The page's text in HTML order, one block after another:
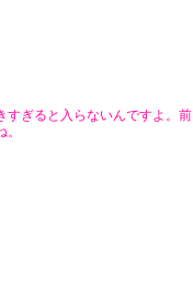
すぎると入らないんですよ。前